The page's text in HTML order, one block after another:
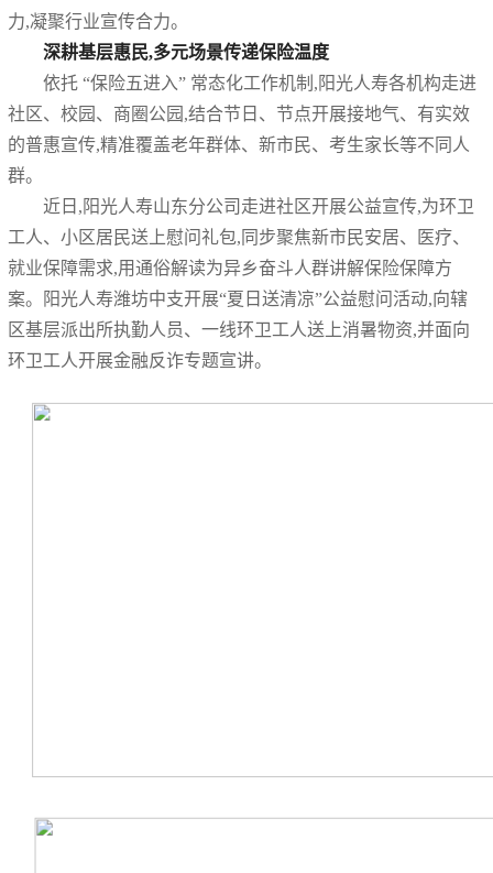
力,凝聚行业宣传合力。
深耕基层惠民,多元场景传递保险温度
依托 “保险五进入” 常态化工作机制,阳光人寿各机构走进
社区、校园、商圈公园,结合节日、节点开展接地气、有实效
的普惠宣传,精准覆盖老年群体、新市民、考生家长等不同人
群。
近日,阳光人寿山东分公司走进社区开展公益宣传,为环卫
工人、小区居民送上慰问礼包,同步聚焦新市民安居、医疗、
就业保障需求,用通俗解读为异乡奋斗人群讲解保险保障方
案。阳光人寿潍坊中支开展“夏日送清凉”公益慰问活动,向辖
区基层派出所执勤人员、一线环卫工人送上消暑物资,并面向
环卫工人开展金融反诈专题宣讲。